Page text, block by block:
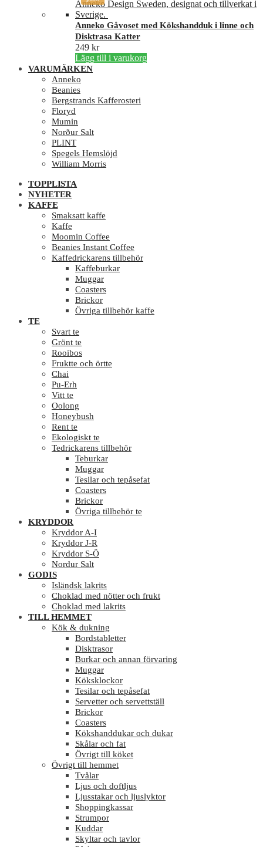
har
varianter.
De
alternativen
produktsidan
Anneko Gåvoset med Kökshandduk i linne och
Disktrasa Katter
249 kr
Lägg till i varukorg
VARUMÄRKEN
Anneko
Beanies
Bergstrands Kafferosteri
Floryd
Mumin
Norður Salt
PLINT
Spegels Hemslöjd
William Morris
TOPPLISTA
NYHETER
KAFFE
Smaksatt kaffe
Kaffe
Moomin Coffee
Beanies Instant Coffee
Kaffedrickarens tillbehör
Kaffeburkar
Muggar
Coasters
Brickor
Övriga tillbehör kaffe
TE
Svart te
Grönt te
Rooibos
Fruktte och örtte
Chai
Pu-Erh
Vitt te
Oolong
Honeybush
Rent te
Ekologiskt te
Tedrickarens tillbehör
Teburkar
Muggar
Tesilar och tepåsefat
Coasters
Brickor
Övriga tillbehör te
KRYDDOR
Kryddor A-I
Kryddor J-R
Kryddor S-Ö
Nordur Salt
GODIS
Isländsk lakrits
Choklad med nötter och frukt
Choklad med lakrits
TILL HEMMET
Kök & dukning
Bordstabletter
Disktrasor
Burkar och annan förvaring
Muggar
Köksklockor
Tesilar och tepåsefat
Servetter och servettställ
Brickor
Coasters
Kökshanddukar och dukar
Skålar och fat
Övrigt till köket
Övrigt till hemmet
Tvålar
Ljus och doftljus
Ljusstakar och ljuslyktor
Shoppingkassar
Strumpor
Kuddar
Skyltar och tavlor